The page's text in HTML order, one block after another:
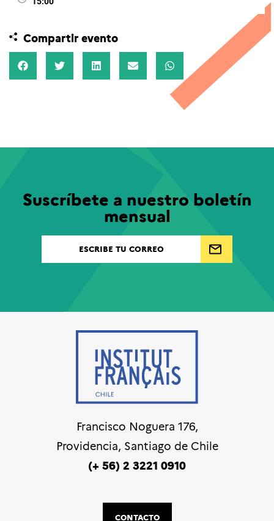
Compartir evento
Suscríbete a nuestro boletín
mensual
Francisco Noguera 176,
Providencia, Santiago de Chile
(+ 56) 2 3221 0910
CONTACTO